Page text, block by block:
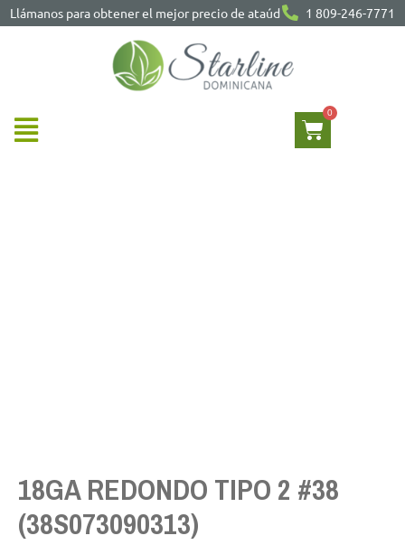
Llámanos para obtener el mejor precio de ataúd 1 809-246-7771
18GA REDONDO TIPO 2 #38
(38S073090313)